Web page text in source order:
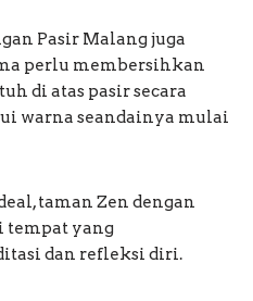
Pasir Malang juga
perlu membersihkan
di atas pasir secara
warna seandainya mulai
taman Zen dengan
tempat yang
dan refleksi diri.